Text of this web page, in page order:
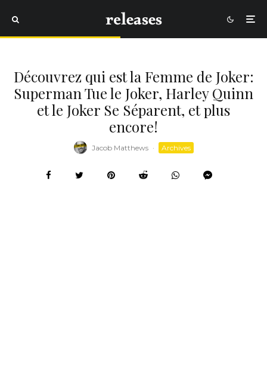
Découvrez qui est la Femme de Joker:
Superman Tue le Joker, Harley Quinn
et le Joker Se Séparent, et plus
encore!
Jacob Matthews · Archives